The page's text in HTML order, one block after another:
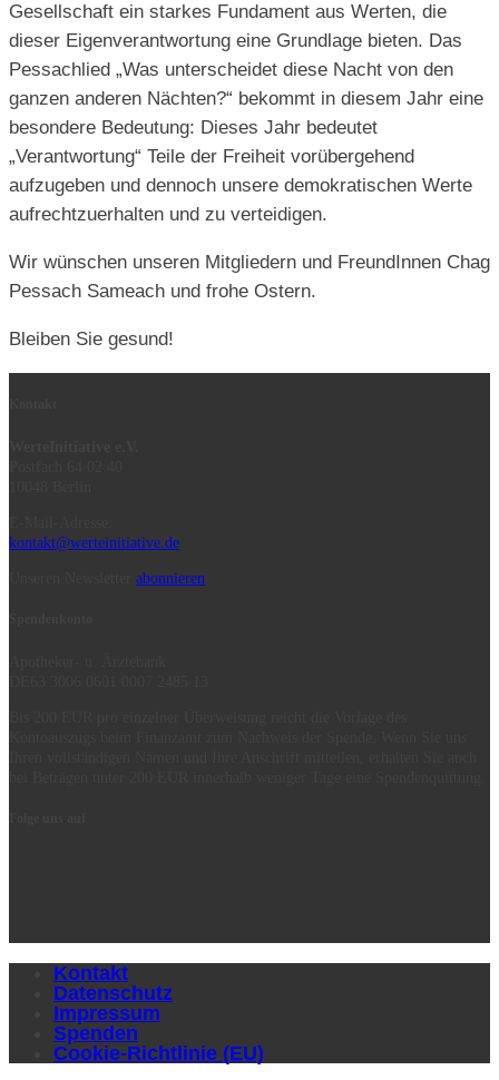
Gesellschaft ein starkes Fundament aus Werten, die
dieser Eigenverantwortung eine Grundlage bieten. Das
Pessachlied „Was unterscheidet diese Nacht von den
ganzen anderen Nächten?“ bekommt in diesem Jahr eine
besondere Bedeutung: Dieses Jahr bedeutet
„Verantwortung“ Teile der Freiheit vorübergehend
aufzugeben und dennoch unsere demokratischen Werte
aufrechtzuerhalten und zu verteidigen.
Wir wünschen unseren Mitgliedern und FreundInnen Chag
Pessach Sameach und frohe Ostern.
Bleiben Sie gesund!
kontakt@werteinitiative.de
abonnieren
Kontakt
Datenschutz
Impressum
Spenden
Cookie-Richtlinie (EU)